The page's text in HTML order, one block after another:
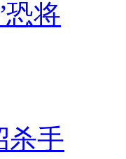
恐将
杀手